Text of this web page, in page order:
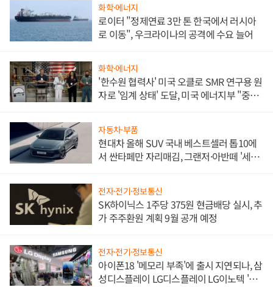
화학·에너지
로이터 "정제연료 3만 톤 한국에서 러시아
로 이동", 우크라이나의 공격에 수요 늘어
화학·에너지
'한수원 협력사' 미국 오클로 SMR 연구용 원
자로 '임계 상태' 도달, 미국 에너지부 "중요
자동차·부품
현대차 올해 SUV 국내 베스트셀러 톱10에
서 싼타페만 자리매김, 그랜저·아반떼 '세단
전자·전기·정보통신
SK하이닉스 1주당 375원 현금배당 실시, 추
가 주주환원 계획 9월 공개 예정
전자·전기·정보통신
아이폰18 '메모리 부족'에 출시 지연되나, 삼
성디스플레이 LG디스플레이 LG이노텍 '탈